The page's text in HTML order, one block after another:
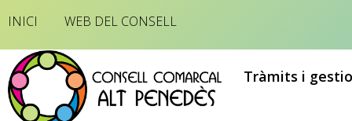
INICI WEB DEL CONSELL
Tràmits i